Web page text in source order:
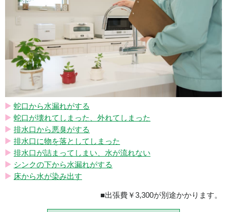
蛇口から水漏れがする
蛇口が壊れてしまった、外れてしまった
排水口から悪臭がする
排水口に物を落としてしまった
排水口が詰まってしまい、水が流れない
シンクの下から水漏れがする
床から水が染み出す
■出張費￥3,300が別途かかります。